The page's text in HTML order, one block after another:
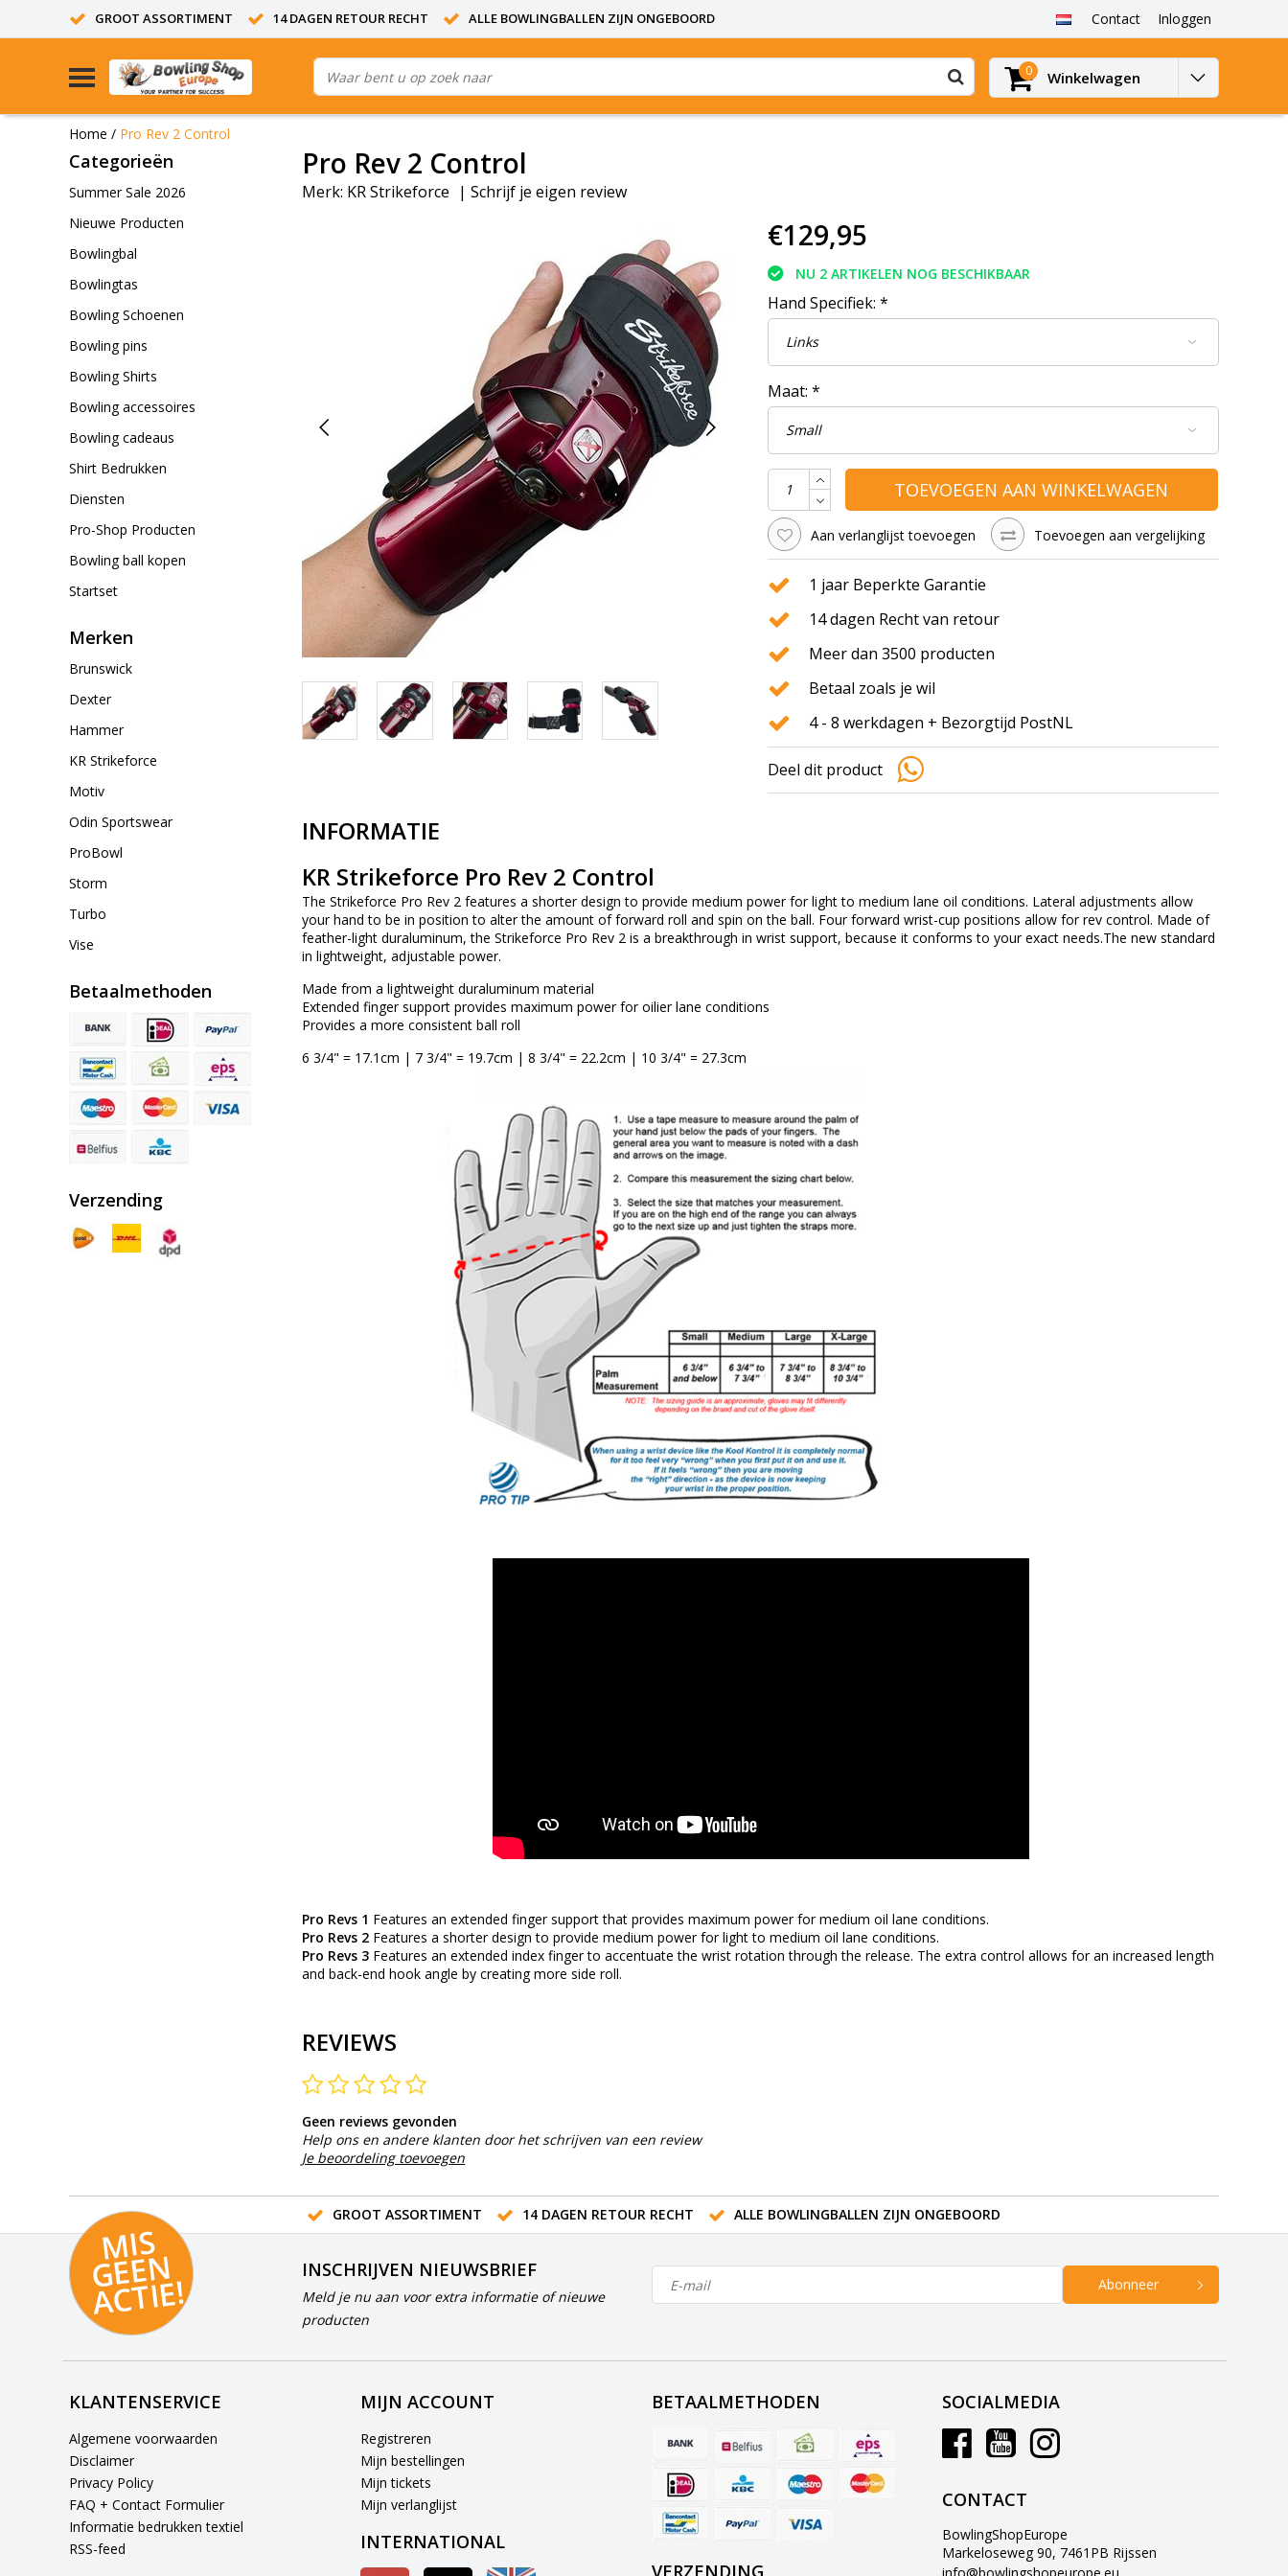
GROOT ASSORTIMENT 14 DAGEN RETOUR RECHT ALLE BOWLINGBALLEN ZIJN ONGEBOORD Contact Inloggen
0 Winkelwagen
Home / Pro Rev 2 Control
Categorieën
Summer Sale 2026
Nieuwe Producten
Bowlingbal
Bowlingtas
Bowling Schoenen
Bowling pins
Bowling Shirts
Bowling accessoires
Bowling cadeaus
Shirt Bedrukken
Diensten
Pro-Shop Producten
Bowling ball kopen
Startset
Merken
Brunswick
Dexter
Hammer
KR Strikeforce
Motiv
Odin Sportswear
ProBowl
Storm
Turbo
Vise
Betaalmethoden
Verzending
Pro Rev 2 Control
Merk: KR Strikeforce | Schrijf je eigen review
€129,95
NU 2 ARTIKELEN NOG BESCHIKBAAR
Hand Specifiek: *
Maat: *
TOEVOEGEN AAN WINKELWAGEN
Aan verlanglijst toevoegen Toevoegen aan vergelijking
1 jaar Beperkte Garantie
14 dagen Recht van retour
Meer dan 3500 producten
Betaal zoals je wil
4 - 8 werkdagen + Bezorgtijd PostNL
Deel dit product
INFORMATIE
KR Strikeforce Pro Rev 2 Control
The Strikeforce Pro Rev 2 features a shorter design to provide medium power for light to medium lane oil conditions. Lateral adjustments allow
your hand to be in position to alter the amount of forward roll and spin on the ball. Four forward wrist-cup positions allow for rev control. Made of
feather-light duraluminum, the Strikeforce Pro Rev 2 is a breakthrough in wrist support, because it conforms to your exact needs.The new standard
in lightweight, adjustable power.
Made from a lightweight duraluminum material
Extended finger support provides maximum power for oilier lane conditions
Provides a more consistent ball roll
6 3/4" = 17.1cm | 7 3/4" = 19.7cm | 8 3/4" = 22.2cm | 10 3/4" = 27.3cm
Pro Revs 1 Features an extended finger support that provides maximum power for medium oil lane conditions.
Pro Revs 2 Features a shorter design to provide medium power for light to medium oil lane conditions.
Pro Revs 3 Features an extended index finger to accentuate the wrist rotation through the release. The extra control allows for an increased length
and back-end hook angle by creating more side roll.
REVIEWS
Geen reviews gevonden
Help ons en andere klanten door het schrijven van een review
Je beoordeling toevoegen
GROOT ASSORTIMENT 14 DAGEN RETOUR RECHT ALLE BOWLINGBALLEN ZIJN ONGEBOORD
MI
S
G
E
E
N
A
C
TI
E!
INSCHRIJVEN NIEUWSBRIEF
Meld je nu aan voor extra informatie of nieuwe
producten
Abonneer
KLANTENSERVICE
Algemene voorwaarden
Disclaimer
Privacy Policy
FAQ + Contact Formulier
Informatie bedrukken textiel
RSS-feed
MIJN ACCOUNT
Registreren
Mijn bestellingen
Mijn tickets
Mijn verlanglijst
INTERNATIONAL
BETAALMETHODEN
VERZENDING
SOCIALMEDIA
CONTACT
BowlingShopEurope
Markeloseweg 90, 7461PB Rijssen